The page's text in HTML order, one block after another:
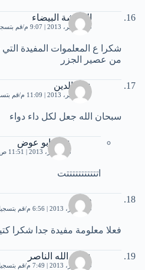
الفراشة البيضاء
23 سبتمبر، 2013 | 9:07 م قم
شكرا ع المعلموات المفيدة
من عصير الجزر
علاء الدين
27 سبتمبر، 2013 | 11:09 م قم
سبحان الله جعل لكل داء دواء
عماد ابو عوض
18 أكتوبر، 2013 | 11:51 ص
اتتتتتتتتتتتت
صفاء
20 أكتوبر، 2013 | 6:56 م قم
فعلا معلومة مفيدة جدا شكرا
عطى الله الناصر
20 أكتوبر، 2013 | 7:49 م قم